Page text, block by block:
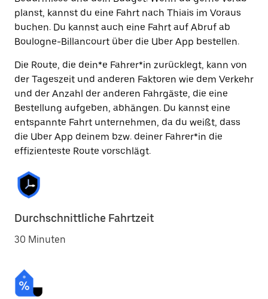
planst, kannst du eine Fahrt nach Thiais im Voraus
buchen. Du kannst auch eine Fahrt auf Abruf ab
Boulogne-Billancourt über die Uber App bestellen.
Die Route, die dein*e Fahrer*in zurücklegt, kann von
der Tageszeit und anderen Faktoren wie dem Verkehr
und der Anzahl der anderen Fahrgäste, die eine
Bestellung aufgeben, abhängen. Du kannst eine
entspannte Fahrt unternehmen, da du weißt, dass
die Uber App deinem bzw. deiner Fahrer*in die
effizienteste Route vorschlägt.
Durchschnittliche Fahrtzeit
30 Minuten